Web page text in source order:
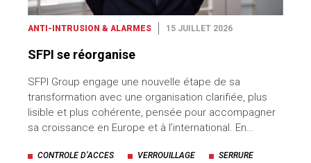
ANTI-INTRUSION & ALARMES 15 JUILLET 2026
SFPI se réorganise
SFPI Group engage une nouvelle étape de sa
transformation avec une organisation clarifiée, plus
lisible et plus cohérente, pensée pour accompagner
sa croissance en Europe et à l’international. En…
CONTROLE D’ACCES VERROUILLAGE SERRURE